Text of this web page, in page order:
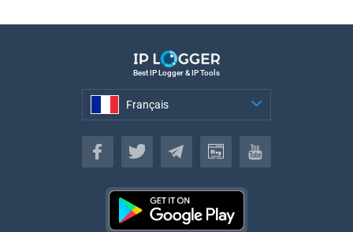
Best IP Logger & IP Tools
Français
Français